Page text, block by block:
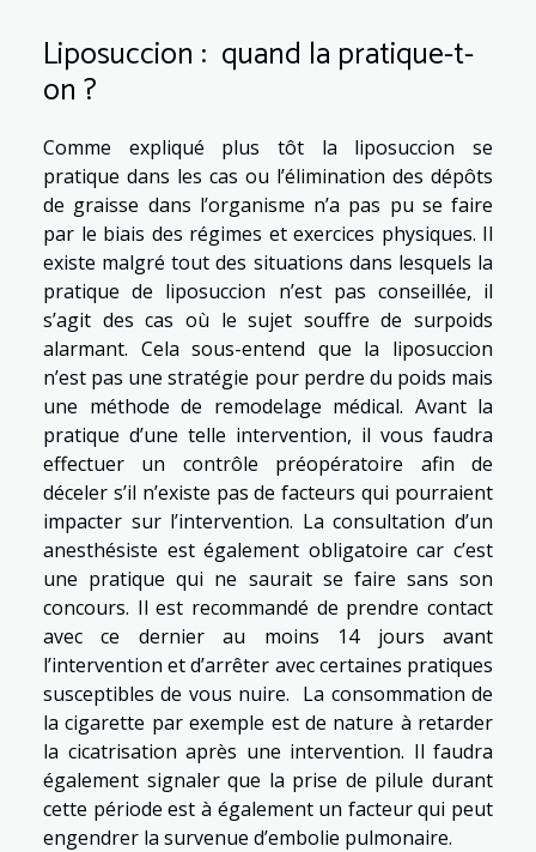
Liposuccion : quand la pratique-t-
on ?
Comme expliqué plus tôt la liposuccion se
pratique dans les cas ou l’élimination des dépôts
de graisse dans l’organisme n’a pas pu se faire
par le biais des régimes et exercices physiques. Il
existe malgré tout des situations dans lesquels la
pratique de liposuccion n’est pas conseillée, il
s’agit des cas où le sujet souffre de surpoids
alarmant. Cela sous-entend que la liposuccion
n’est pas une stratégie pour perdre du poids mais
une méthode de remodelage médical. Avant la
pratique d’une telle intervention, il vous faudra
effectuer un contrôle préopératoire afin de
déceler s’il n’existe pas de facteurs qui pourraient
impacter sur l’intervention. La consultation d’un
anesthésiste est également obligatoire car c’est
une pratique qui ne saurait se faire sans son
concours. Il est recommandé de prendre contact
avec ce dernier au moins 14 jours avant
l’intervention et d’arrêter avec certaines pratiques
susceptibles de vous nuire. La consommation de
la cigarette par exemple est de nature à retarder
la cicatrisation après une intervention. Il faudra
également signaler que la prise de pilule durant
cette période est à également un facteur qui peut
engendrer la survenue d’embolie pulmonaire.